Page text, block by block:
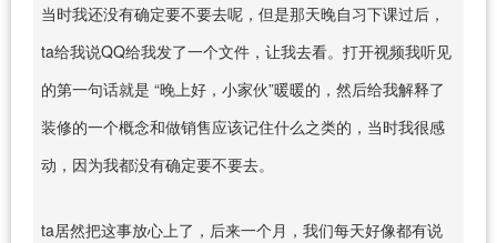
当时我还没有确定要不要去呢，但是那天晚自习下课过后，
ta给我说QQ给我发了一个文件，让我去看。打开视频我听见
的第一句话就是 “晚上好，小家伙”暖暖的，然后给我解释了
装修的一个概念和做销售应该记住什么之类的，当时我很感
动，因为我都没有确定要不要去。
ta居然把这事放心上了，后来一个月，我们每天好像都有说